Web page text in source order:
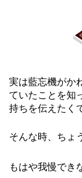
実は藍忘機がか
ていたことを知
持ちを伝えたく
そんな時、ちょ
もはや我慢でき